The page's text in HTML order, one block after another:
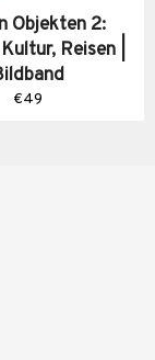
Objekten 2:
Reisen |
Normaler
€49